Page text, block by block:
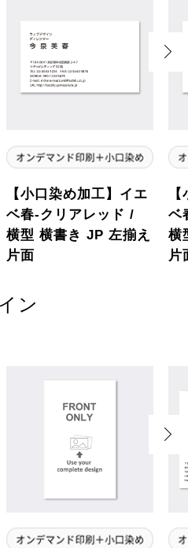
【小口染め加工】イエ
ベ春-クリアレッド /
横型 横書き JP 左揃え
片面
ベ
横
片
ン